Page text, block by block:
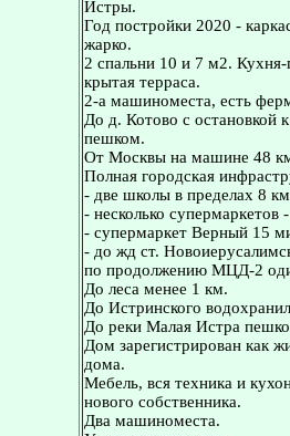
Истры.
Год постройки 2020 -
жарко.
2 спальни 10 и 7 м2.
крытая терраса.
2-а машиноместа, есть
До д. Котово с остановкой
пешком.
От Москвы на машине 48
Полная городская
- две школы в пределах 8
- несколько
- супермаркет Верный 15
- до жд ст.
по продолжению МЦД-2
До леса менее 1 км.
До Истринского
До реки Малая Истра
Дом зарегистрирован как
дома.
Мебель, вся техника и
нового собственника.
Два машиноместа.